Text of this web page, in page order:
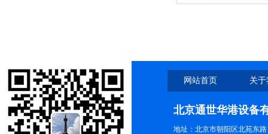
网站首页 关
北京通世华港设备
地址：北京市朝阳区北苑东路